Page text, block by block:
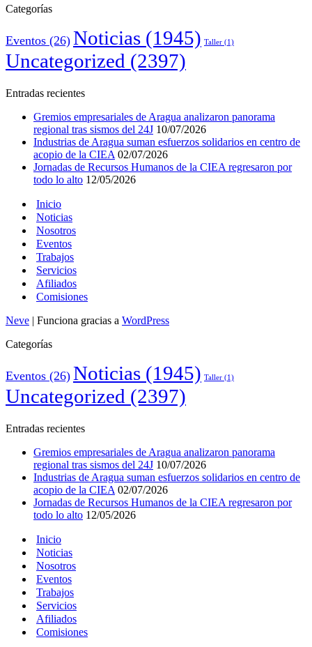
Categorías
Eventos (26) Noticias (1945) Taller (1)
Uncategorized (2397)
Entradas recientes
Gremios empresariales de Aragua analizaron panorama
regional tras sismos del 24J 10/07/2026
Industrias de Aragua suman esfuerzos solidarios en centro de
acopio de la CIEA 02/07/2026
Jornadas de Recursos Humanos de la CIEA regresaron por
todo lo alto 12/05/2026
Inicio
Noticias
Nosotros
Eventos
Trabajos
Servicios
Afiliados
Comisiones
Neve | Funciona gracias a WordPress
Categorías
Eventos (26) Noticias (1945) Taller (1)
Uncategorized (2397)
Entradas recientes
Gremios empresariales de Aragua analizaron panorama
regional tras sismos del 24J 10/07/2026
Industrias de Aragua suman esfuerzos solidarios en centro de
acopio de la CIEA 02/07/2026
Jornadas de Recursos Humanos de la CIEA regresaron por
todo lo alto 12/05/2026
Inicio
Noticias
Nosotros
Eventos
Trabajos
Servicios
Afiliados
Comisiones